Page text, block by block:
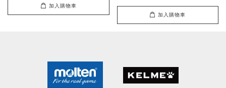
加入購物車
加入購物車